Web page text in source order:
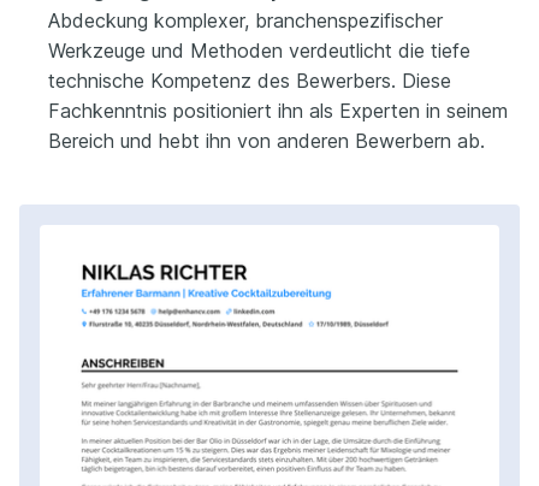
Abdeckung komplexer, branchenspezifischer
Werkzeuge und Methoden verdeutlicht die tiefe
technische Kompetenz des Bewerbers. Diese
Fachkenntnis positioniert ihn als Experten in seinem
Bereich und hebt ihn von anderen Bewerbern ab.